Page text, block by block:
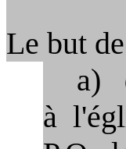
Le but
a)
à